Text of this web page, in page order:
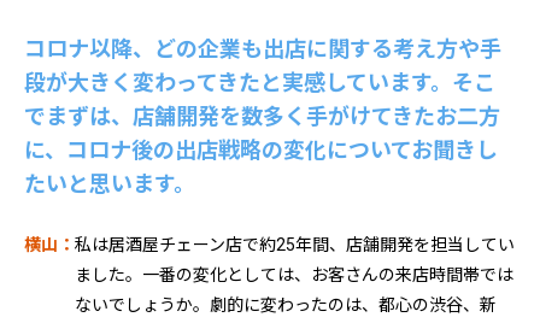
コロナ以降、どの企業も出店に関する考え方や手
段が大きく変わってきたと実感しています。そこ
でまずは、店舗開発を数多く手がけてきたお二方
に、コロナ後の出店戦略の変化についてお聞きし
たいと思います。
横山： 私は居酒屋チェーン店で約25年間、店舗開発を担当してい
ました。一番の変化としては、お客さんの来店時間帯では
ないでしょうか。劇的に変わったのは、都心の渋谷、新